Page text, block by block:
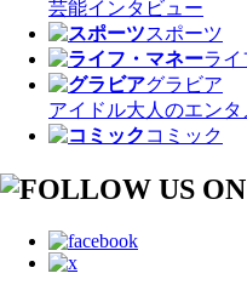
芸能インタビュー
スポーツ
ライ
グラビア
アイドル大人のエンタ
コミック